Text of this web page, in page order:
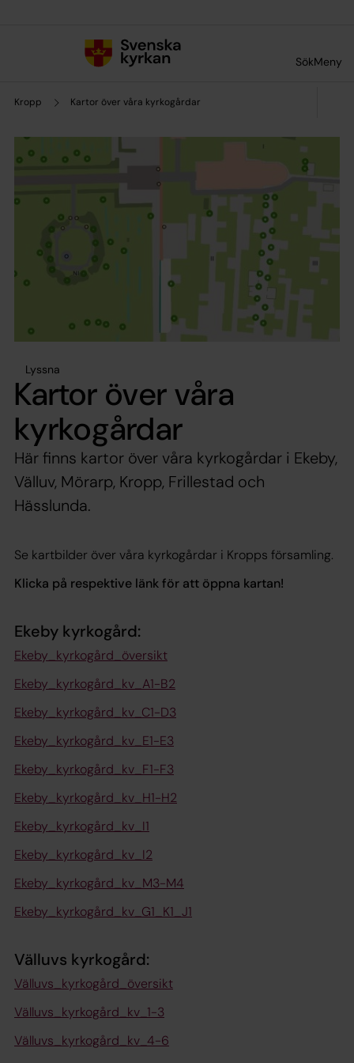
SökMeny
Kropp Kartor över våra kyrkogårdar
Lyssna
Kartor över våra
kyrkogårdar
Här finns kartor över våra kyrkogårdar i Ekeby,
Välluv, Mörarp, Kropp, Frillestad och
Hässlunda.
Se kartbilder över våra kyrkogårdar i Kropps församling.
Klicka på respektive länk för att öppna kartan!
Ekeby kyrkogård:
Ekeby_kyrkogård_översikt
Ekeby_kyrkogård_kv_A1-B2
Ekeby_kyrkogård_kv_C1-D3
Ekeby_kyrkogård_kv_E1-E3
Ekeby_kyrkogård_kv_F1-F3
Ekeby_kyrkogård_kv_H1-H2
Ekeby_kyrkogård_kv_I1
Ekeby_kyrkogård_kv_I2
Ekeby_kyrkogård_kv_M3-M4
Ekeby_kyrkogård_kv_G1_K1_J1
Välluvs kyrkogård:
Välluvs_kyrkogård_översikt
Välluvs_kyrkogård_kv_1-3
Välluvs_kyrkogård_kv_4-6